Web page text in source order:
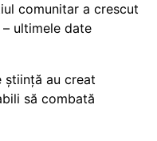
comunitar a crescut
ultimele date
știință au creat
să combată